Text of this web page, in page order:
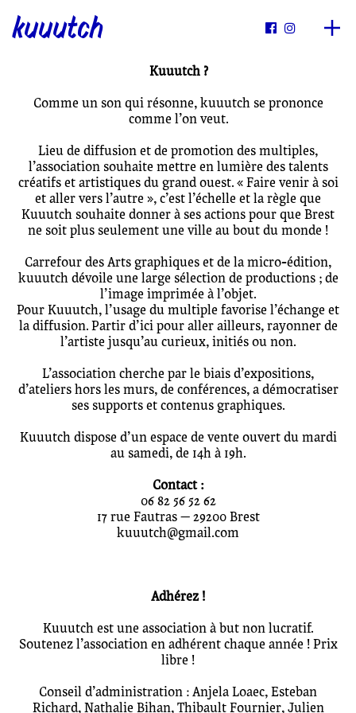
kuuutch  
Kuuutch ?
Comme un son qui résonne, kuuutch se prononce
comme l’on veut.
Lieu de diffusion et de promotion des multiples,
l’association souhaite mettre en lumière des talents
créatifs et artistiques du grand ouest. « Faire venir à soi
et aller vers l’autre », c’est l’échelle et la règle que
Kuuutch souhaite donner à ses actions pour que Brest
ne soit plus seulement une ville au bout du monde !
Carrefour des Arts graphiques et de la micro-édition,
kuuutch dévoile une large sélection de productions ; de
l’image imprimée à l’objet.
Pour Kuuutch, l’usage du multiple favorise l’échange et
la diffusion. Partir d’ici pour aller ailleurs, rayonner de
l’artiste jusqu’au curieux, initiés ou non.
L’association cherche par le biais d’expositions,
d’ateliers hors les murs, de conférences, a démocratiser
ses supports et contenus graphiques.
Kuuutch dispose d’un espace de vente ouvert du mardi
au samedi, de 14h à 19h.
Contact :
06 82 56 52 62
17 rue Fautras — 29200 Brest
kuuutch@gmail.com
Adhérez !
Kuuutch est une association à but non lucratif.
Soutenez l’association en adhérent chaque année ! Prix
libre !
Conseil d’administration : Anjela Loaec, Esteban
Richard, Nathalie Bihan, Thibault Fournier, Julien